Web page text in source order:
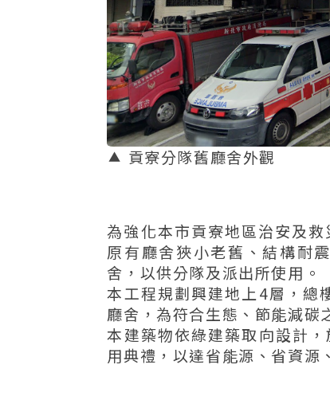
貢寮分隊舊廳舍外觀
為強化本市貢寮地區治安及
原有廳舍狹小老舊、結構耐
舍，以供分隊及派出所使用。
本工程規劃興建地上4層，總
廳舍，為符合生態、節能減碳
本建築物依綠建築取向設計
用典禮，以達省能源、省資源